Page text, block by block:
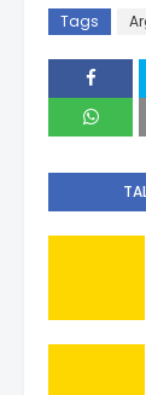
Tags